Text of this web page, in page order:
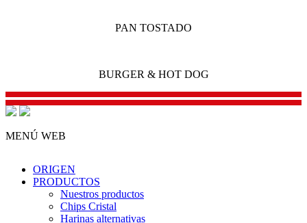
PAN TOSTADO
BURGER & HOT DOG
MENÚ WEB
ORIGEN
PRODUCTOS
Nuestros productos
Chips Cristal
Harinas alternativas